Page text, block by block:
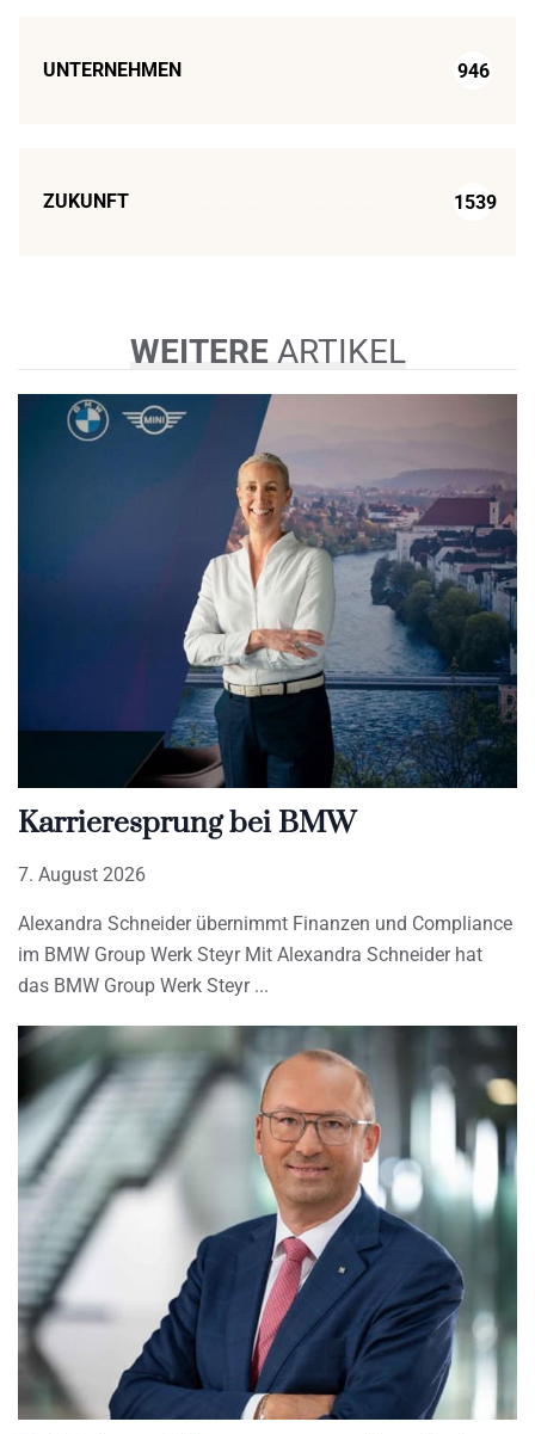
UNTERNEHMEN 946
ZUKUNFT 1539
WEITEREARTIKEL
Karrieresprung bei BMW
7. August 2026
Alexandra Schneider übernimmt Finanzen und Compliance
im BMW Group Werk Steyr Mit Alexandra Schneider hat
das BMW Group Werk Steyr